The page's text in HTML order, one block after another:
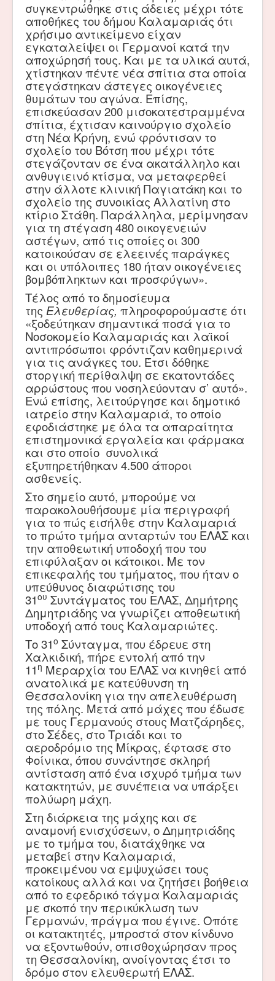
συγκεντρώθηκε στις άδειες μέχρι τότε
αποθήκες του δήμου Καλαμαριάς ότι
χρήσιμο αντικείμενο είχαν
εγκαταλείψει οι Γερμανοί κατά την
αποχώρησή τους. Και με τα υλικά αυτά,
χτίστηκαν πέντε νέα σπίτια στα οποία
στεγάστηκαν άστεγες οικογένειες
θυμάτων του αγώνα. Επίσης,
επισκεύασαν 200 μισοκατεστραμμένα
σπίτια, έχτισαν καινούργιο σχολείο
στη Νέα Κρήνη, ενώ φρόντισαν το
σχολείο του Βότση που μέχρι τότε
στεγάζονταν σε ένα ακατάλληλο και
ανθυγιεινό κτίσμα, να μεταφερθεί
στην άλλοτε κλινική Παγιατάκη και το
σχολείο της συνοικίας Αλλατίνη στο
κτίριο Στάθη. Παράλληλα, μερίμνησαν
για τη στέγαση 480 οικογενειών
αστέγων, από τις οποίες οι 300
κατοικούσαν σε ελεεινές παράγκες
και οι υπόλοιπες 180 ήταν οικογένειες
βομβόπληκτων και προσφύγων».
Τέλος από το δημοσίευμα
της Ελευθερίας, πληροφορούμαστε ότι
«ξοδεύτηκαν σημαντικά ποσά για το
Νοσοκομείο Καλαμαριάς και λαϊκοί
αντιπρόσωποι φρόντιζαν καθημερινά
για τις ανάγκες του. Έτσι δόθηκε
στοργική περίθαλψη σε εκατοντάδες
αρρώστους που νοσηλεύονταν σ’ αυτό».
Ενώ επίσης, λειτούργησε και δημοτικό
ιατρείο στην Καλαμαριά, το οποίο
εφοδιάστηκε με όλα τα απαραίτητα
επιστημονικά εργαλεία και φάρμακα
και στο οποίο συνολικά
εξυπηρετήθηκαν 4.500 άποροι
ασθενείς.
Στο σημείο αυτό, μπορούμε να
παρακολουθήσουμε μία περιγραφή
για το πώς εισήλθε στην Καλαμαριά
το πρώτο τμήμα ανταρτών του ΕΛΑΣ και
την αποθεωτική υποδοχή που του
επιφύλαξαν οι κάτοικοι. Με τον
επικεφαλής του τμήματος, που ήταν ο
υπεύθυνος διαφώτισης του
31ου Συντάγματος του ΕΛΑΣ, Δημήτρης
Δημητριάδης να γνωρίζει αποθεωτική
υποδοχή από τους Καλαμαριώτες.
Το 31ο Σύνταγμα, που έδρευε στη
Χαλκιδική, πήρε εντολή από την
11 η Μεραρχία του ΕΛΑΣ να κινηθεί από
ανατολικά με κατεύθυνση τη
Θεσσαλονίκη για την απελευθέρωση
της πόλης. Μετά από μάχες που έδωσε
με τους Γερμανούς στους Ματζάρηδες,
στο Σέδες, στο Τριάδι και το
αεροδρόμιο της Μίκρας, έφτασε στο
Φοίνικα, όπου συνάντησε σκληρή
αντίσταση από ένα ισχυρό τμήμα των
κατακτητών, με συνέπεια να υπάρξει
πολύωρη μάχη.
Στη διάρκεια της μάχης και σε
αναμονή ενισχύσεων, ο Δημητριάδης
με το τμήμα του, διατάχθηκε να
μεταβεί στην Καλαμαριά,
προκειμένου να εμψυχώσει τους
κατοίκους αλλά και να ζητήσει βοήθεια
από το εφεδρικό τάγμα Καλαμαριάς
με σκοπό την περικύκλωση των
Γερμανών, πράγμα που έγινε. Οπότε
οι κατακτητές, μπροστά στον κίνδυνο
να εξοντωθούν, οπισθοχώρησαν προς
τη Θεσσαλονίκη, ανοίγοντας έτσι το
δρόμο στον ελευθερωτή ΕΛΑΣ.